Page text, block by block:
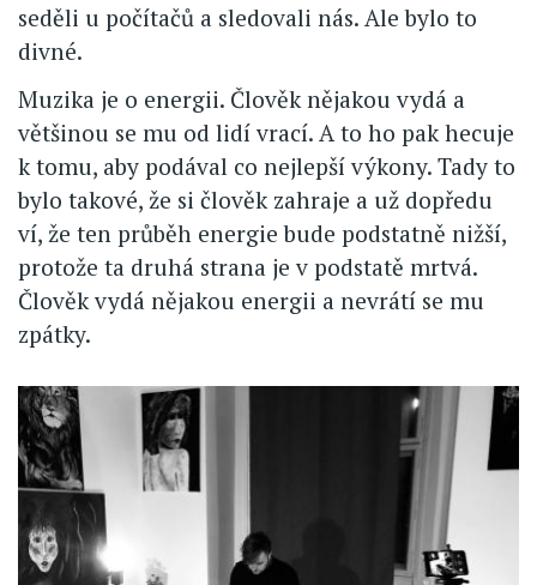
seděli u počítačů a sledovali nás. Ale bylo to
divné.
Muzika je o energii. Člověk nějakou vydá a
většinou se mu od lidí vrací. A to ho pak hecuje
k tomu, aby podával co nejlepší výkony. Tady to
bylo takové, že si člověk zahraje a už dopředu
ví, že ten průběh energie bude podstatně nižší,
protože ta druhá strana je v podstatě mrtvá.
Člověk vydá nějakou energii a nevrátí se mu
zpátky.